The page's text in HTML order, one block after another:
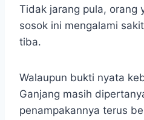
Tidak jarang pula, orang
sosok ini mengalami
tiba.
Walaupun bukti nyata
Ganjang masih
penampakannya terus